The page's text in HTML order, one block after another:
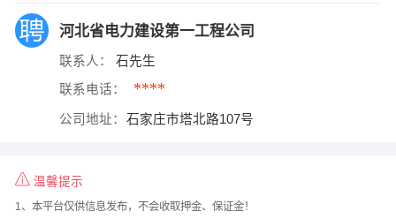
河北省电力建设第一工程公司
联系人： 石先生
联系电话： ****
公司地址： 石家庄市塔北路107号
温馨提示
1、本平台仅供信息发布，不会收取押金、保证金！